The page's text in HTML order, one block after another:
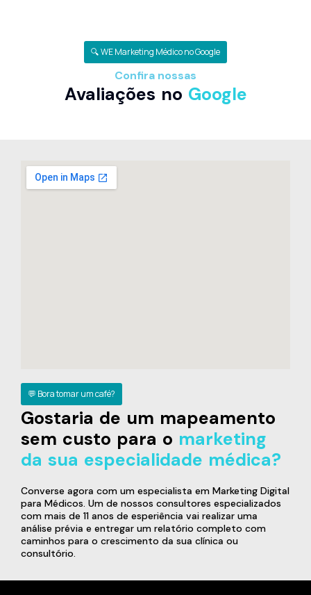
🔍 WE Marketing Médico no Google
Confira nossas
Avaliações no Google
💬 Bora tomar um café?
Gostaria de um mapeamento
sem custo para o marketing
da sua especialidade médica?
Converse agora com um especialista em Marketing Digital
para Médicos. Um de nossos consultores especializados
com mais de 11 anos de esperiência vai realizar uma
análise prévia e entregar um relatório completo com
caminhos para o crescimento da sua clínica ou
consultório.